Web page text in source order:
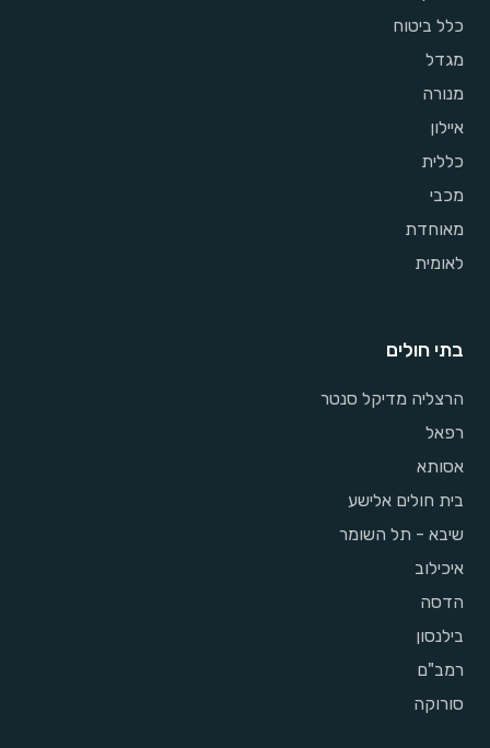
כלל ביטוח
מגדל
מנורה
איילון
כללית
מכבי
מאוחדת
לאומית
בתי חולים
הרצליה מדיקל סנטר
רפאל
אסותא
בית חולים אלישע
שיבא - תל השומר
איכילוב
הדסה
בילנסון
רמב"ם
סורוקה